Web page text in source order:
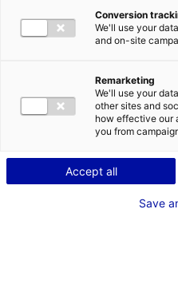
Conversion
We'll use your
and on-site
Remarketing
We'll use your
other sites and
how effective our
you from
Accept all
Save